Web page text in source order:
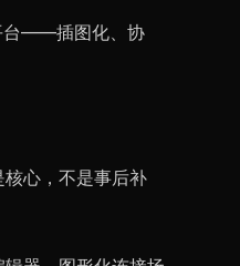
台——插图化、协
核心，不是事后补